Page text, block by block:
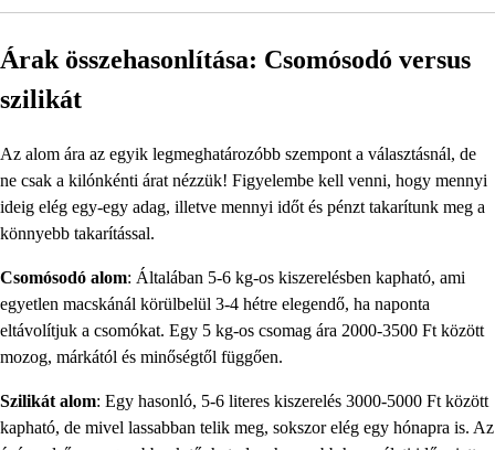
Árak összehasonlítása: Csomósodó versus
szilikát
Az alom ára az egyik legmeghatározóbb szempont a választásnál, de
ne csak a kilónkénti árat nézzük! Figyelembe kell venni, hogy mennyi
ideig elég egy-egy adag, illetve mennyi időt és pénzt takarítunk meg a
könnyebb takarítással.
Csomósodó alom: Általában 5-6 kg-os kiszerelésben kapható, ami
egyetlen macskánál körülbelül 3-4 hétre elegendő, ha naponta
eltávolítjuk a csomókat. Egy 5 kg-os csomag ára 2000-3500 Ft között
mozog, márkától és minőségtől függően.
Szilikát alom: Egy hasonló, 5-6 literes kiszerelés 3000-5000 Ft között
kapható, de mivel lassabban telik meg, sokszor elég egy hónapra is. Az